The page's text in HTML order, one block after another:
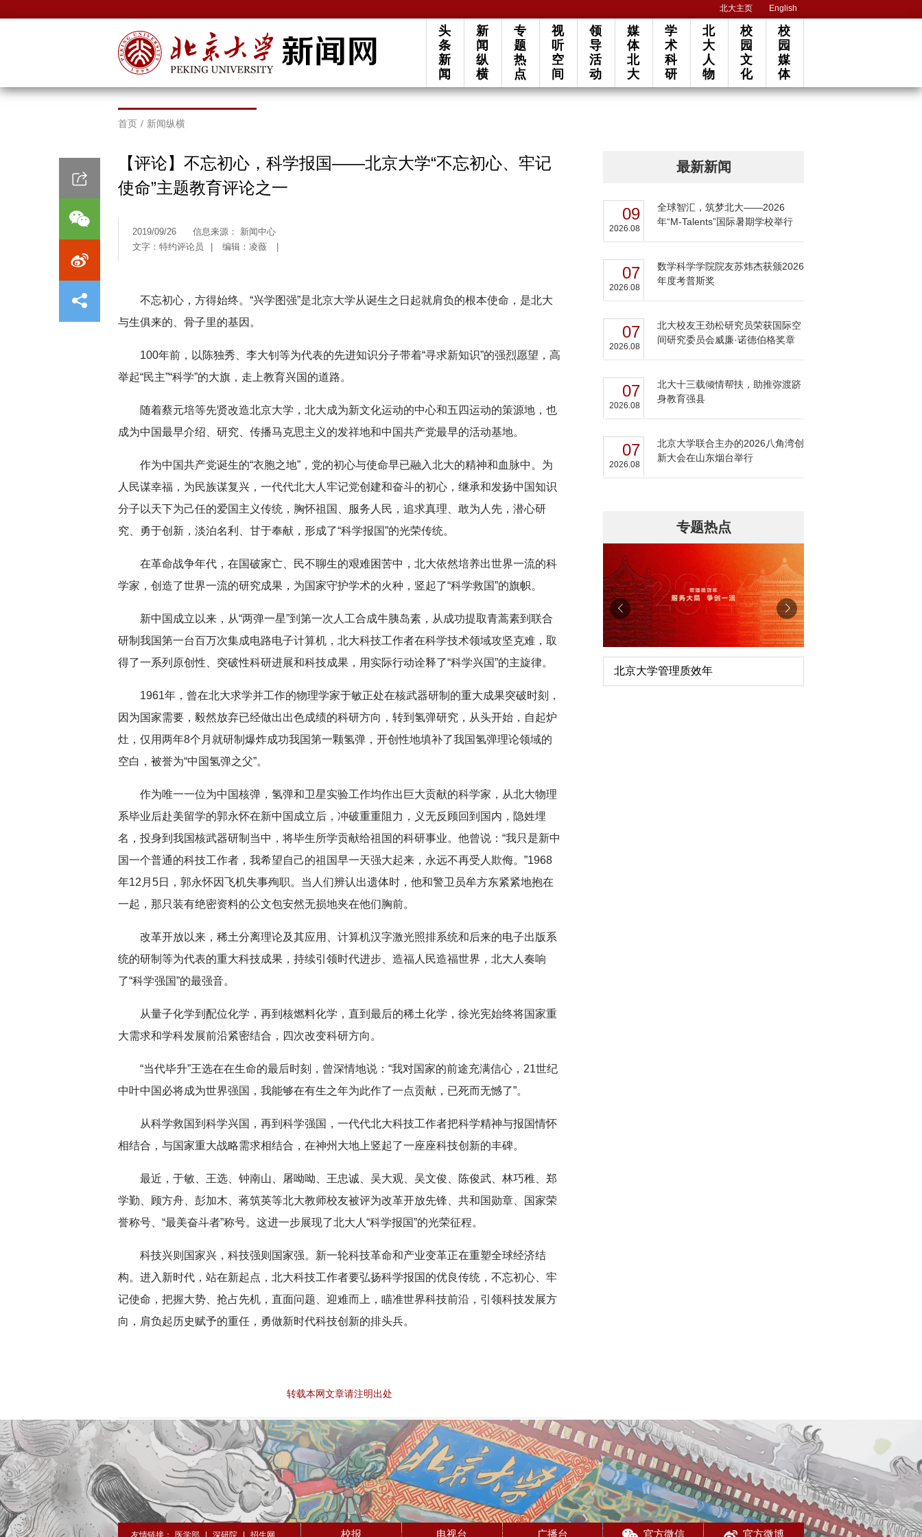
北大主页 English
头
条
新
闻
新
闻
纵
横
专
题
热
点
视
听
空
间
领
导
活
动
媒
体
北
大
学
术
科
研
北
大
人
物
校
园
文
化
校
园
媒
体
首页 / 新闻纵横
【评论】不忘初心，科学报国——北京大学“不忘初心、牢记
使命”主题教育评论之一
2019/09/26
信息来源： 新闻中心
文字：特约评论员
编辑：凌薇
不忘初心，方得始终。“兴学图强”是北京大学从诞生之日起就肩负的根本使命，是北大
与生俱来的、骨子里的基因。
100年前，以陈独秀、李大钊等为代表的先进知识分子带着“寻求新知识”的强烈愿望，高
举起“民主”“科学”的大旗，走上教育兴国的道路。
随着蔡元培等先贤改造北京大学，北大成为新文化运动的中心和五四运动的策源地，也
成为中国最早介绍、研究、传播马克思主义的发祥地和中国共产党最早的活动基地。
作为中国共产党诞生的“衣胞之地”，党的初心与使命早已融入北大的精神和血脉中。为
人民谋幸福，为民族谋复兴，一代代北大人牢记党创建和奋斗的初心，继承和发扬中国知识
分子以天下为己任的爱国主义传统，胸怀祖国、服务人民，追求真理、敢为人先，潜心研
究、勇于创新，淡泊名利、甘于奉献，形成了“科学报国”的光荣传统。
在革命战争年代，在国破家亡、民不聊生的艰难困苦中，北大依然培养出世界一流的科
学家，创造了世界一流的研究成果，为国家守护学术的火种，竖起了“科学救国”的旗帜。
新中国成立以来，从“两弹一星”到第一次人工合成牛胰岛素，从成功提取青蒿素到联合
研制我国第一台百万次集成电路电子计算机，北大科技工作者在科学技术领域攻坚克难，取
得了一系列原创性、突破性科研进展和科技成果，用实际行动诠释了“科学兴国”的主旋律。
1961年，曾在北大求学并工作的物理学家于敏正处在核武器研制的重大成果突破时刻，
因为国家需要，毅然放弃已经做出出色成绩的科研方向，转到氢弹研究，从头开始，自起炉
灶，仅用两年8个月就研制爆炸成功我国第一颗氢弹，开创性地填补了我国氢弹理论领域的
空白，被誉为“中国氢弹之父”。
作为唯一一位为中国核弹，氢弹和卫星实验工作均作出巨大贡献的科学家，从北大物理
系毕业后赴美留学的郭永怀在新中国成立后，冲破重重阻力，义无反顾回到国内，隐姓埋
名，投身到我国核武器研制当中，将毕生所学贡献给祖国的科研事业。他曾说：“我只是新中
国一个普通的科技工作者，我希望自己的祖国早一天强大起来，永远不再受人欺侮。”1968
年12月5日，郭永怀因飞机失事殉职。当人们辨认出遗体时，他和警卫员牟方东紧紧地抱在
一起，那只装有绝密资料的公文包安然无损地夹在他们胸前。
改革开放以来，稀土分离理论及其应用、计算机汉字激光照排系统和后来的电子出版系
统的研制等为代表的重大科技成果，持续引领时代进步、造福人民造福世界，北大人奏响
了“科学强国”的最强音。
从量子化学到配位化学，再到核燃料化学，直到最后的稀土化学，徐光宪始终将国家重
大需求和学科发展前沿紧密结合，四次改变科研方向。
“当代毕升”王选在在生命的最后时刻，曾深情地说：“我对国家的前途充满信心，21世纪
中叶中国必将成为世界强国，我能够在有生之年为此作了一点贡献，已死而无憾了”。
从科学救国到科学兴国，再到科学强国，一代代北大科技工作者把科学精神与报国情怀
相结合，与国家重大战略需求相结合，在神州大地上竖起了一座座科技创新的丰碑。
最近，于敏、王选、钟南山、屠呦呦、王忠诚、吴大观、吴文俊、陈俊武、林巧稚、郑
学勤、顾方舟、彭加木、蒋筑英等北大教师校友被评为改革开放先锋、共和国勋章、国家荣
誉称号、“最美奋斗者”称号。这进一步展现了北大人“科学报国”的光荣征程。
科技兴则国家兴，科技强则国家强。新一轮科技革命和产业变革正在重塑全球经济结
构。进入新时代，站在新起点，北大科技工作者要弘扬科学报国的优良传统，不忘初心、牢
记使命，把握大势、抢占先机，直面问题、迎难而上，瞄准世界科技前沿，引领科技发展方
向，肩负起历史赋予的重任，勇做新时代科技创新的排头兵。
转载本网文章请注明出处
最新新闻
09
2026.08
全球智汇，筑梦北大——2026
年“M-Talents”国际暑期学校举行
07
2026.08
数学科学学院院友苏炜杰获颁2026
年度考普斯奖
07
2026.08
北大校友王劲松研究员荣获国际空
间研究委员会威廉·诺德伯格奖章
07
2026.08
北大十三载倾情帮扶，助推弥渡跻
身教育强县
07
2026.08
北京大学联合主办的2026八角湾创
新大会在山东烟台举行
专题热点
深切缅怀李政道先生
扎实开展树立和践行正确政绩观学习教
北京大学管理质效年
友情链接： 医学部 深研院 招生网 校报 电视台 广播台 官方微信 官方微博